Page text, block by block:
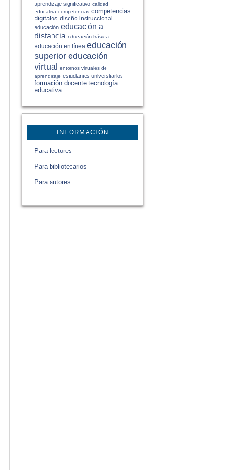
aprendizaje significativo calidad
educativa competencias competencias
digitales diseño instruccional
educación educación a
distancia educación básica
educación en línea educación
superior educación
virtual entornos virtuales de
aprendizaje estudiantes universitarios
formación docente tecnología
educativa
INFORMACIÓN
Para lectores
Para bibliotecarios
Para autores